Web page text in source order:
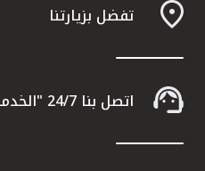
تفضل بزيارتنا
اتصل بنا 24/7 "الخدمة الهاتفية" 1803333